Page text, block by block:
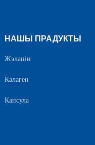
НАШЫ ПРАДУКТЫ
Жэлацін
Калаген
Капсула